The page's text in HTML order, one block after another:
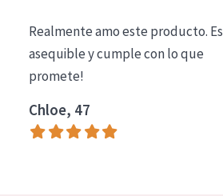
Essentials
Lift+
Expert
Realmente amo este producto. Es
asequible y cumple con lo que
promete!
Chloe, 47